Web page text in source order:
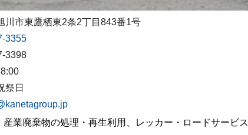
川市東鷹栖東2条2丁目843番1号
3355
3398
祭日
業廃棄物の処理・再生利用、レッカー・ロードサービス